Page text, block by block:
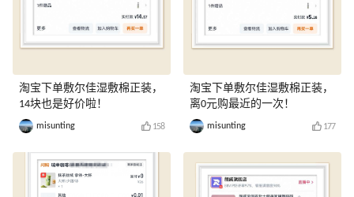
淘宝下单敷尔佳湿敷棉正装，
14块也是好价啦！
misunting 158
淘宝下单敷尔佳湿敷棉正装，
离0元购最近的一次！
misunting 177